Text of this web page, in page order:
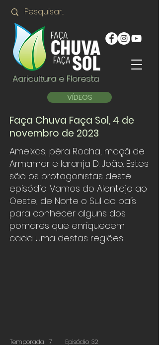
Agricultura e Floresta
VÍDEOS
Faça Chuva Faça Sol, 4 de
novembro de 2023
Ameixas, pêra Rocha, maçã de
Armamar e laranja D. João. Estes
são os protagonistas deste
episódio. Vamos do Alentejo ao
Oeste, de Norte o Sul do país
para conhecer alguns dos
pomares que enriquecem
cada uma destas regiões.
Temporada 7 Episódio 32